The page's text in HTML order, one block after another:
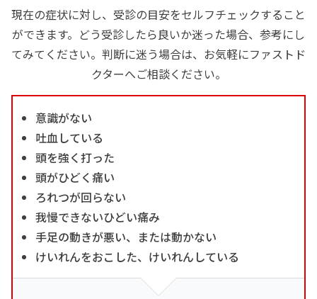
現在の症状に対し、受診の目安をセルフチェックすること
ができます。どう受診したら良いか迷った場合、参考にし
てみてください。判断に迷う場合は、お気軽にファストド
クターへご相談ください。
意識がない
吐血している
頭を強く打った
頭がひどく痛い
ろれつが回らない
我慢できないひどい痛み
手足の動きが悪い、または動かない
けいれんをおこした、けいれんしている